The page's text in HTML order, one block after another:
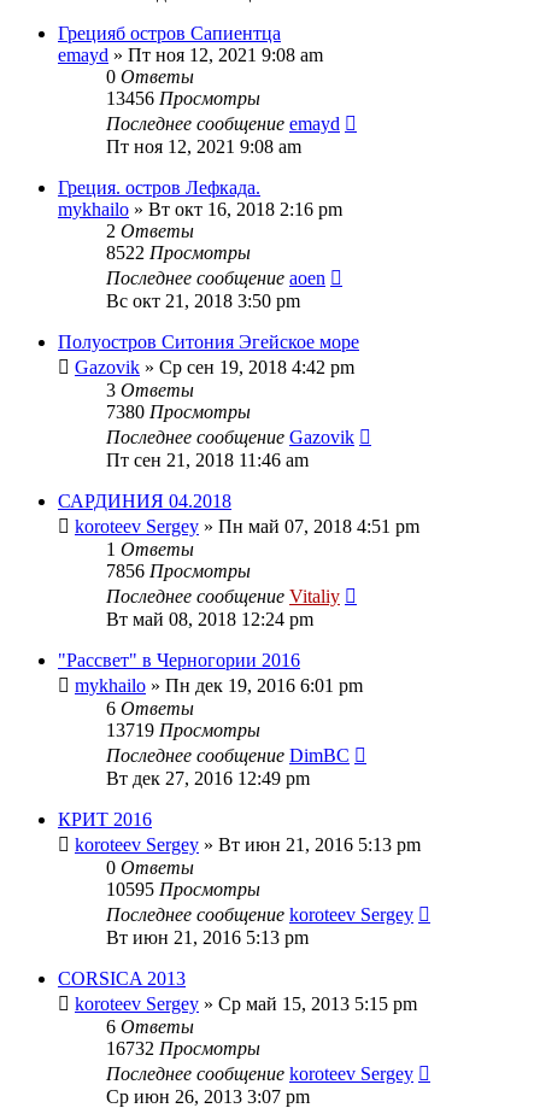
Грецияб остров Сапиентца
emayd » Пт ноя 12, 2021 9:08 am
0 Ответы
13456 Просмотры
Последнее сообщение emayd
Пт ноя 12, 2021 9:08 am
Греция. остров Лефкада.
mykhailo » Вт окт 16, 2018 2:16 pm
2 Ответы
8522 Просмотры
Последнее сообщение aoen
Вс окт 21, 2018 3:50 pm
Полуостров Ситония Эгейское море
Gazovik » Ср сен 19, 2018 4:42 pm
3 Ответы
7380 Просмотры
Последнее сообщение Gazovik
Пт сен 21, 2018 11:46 am
САРДИНИЯ 04.2018
koroteev Sergey » Пн май 07, 2018 4:51 pm
1 Ответы
7856 Просмотры
Последнее сообщение Vitaliy
Вт май 08, 2018 12:24 pm
"Рассвет" в Черногории 2016
mykhailo » Пн дек 19, 2016 6:01 pm
6 Ответы
13719 Просмотры
Последнее сообщение DimBC
Вт дек 27, 2016 12:49 pm
КРИТ 2016
koroteev Sergey » Вт июн 21, 2016 5:13 pm
0 Ответы
10595 Просмотры
Последнее сообщение koroteev Sergey
Вт июн 21, 2016 5:13 pm
CORSICA 2013
koroteev Sergey » Ср май 15, 2013 5:15 pm
6 Ответы
16732 Просмотры
Последнее сообщение koroteev Sergey
Ср июн 26, 2013 3:07 pm